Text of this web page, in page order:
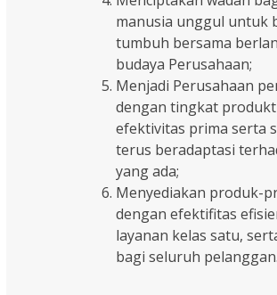
manusia unggul untuk
tumbuh bersama
budaya Perusahaan;
Menjadi Perusahaan
dengan tingkat
efektivitas prima serta
terus beradaptasi
yang ada;
Menyediakan produk-
dengan efektifitas
layanan kelas satu,
bagi seluruh pelanggan.